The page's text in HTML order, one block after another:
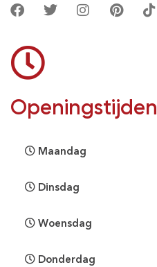
Openingstijden
Maandag
Dinsdag
Woensdag
Donderdag